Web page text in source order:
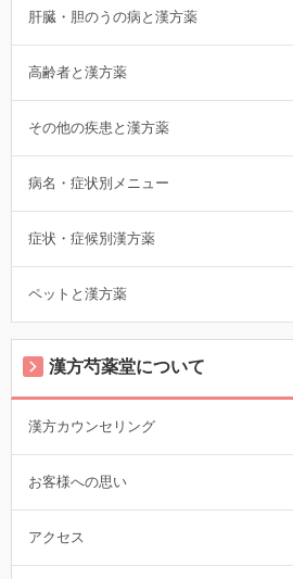
肝臓・胆のうの病と漢方薬
高齢者と漢方薬
その他の疾患と漢方薬
病名・症状別メニュー
症状・症候別漢方薬
ペットと漢方薬
漢方芍薬堂について
漢方カウンセリング
お客様への思い
アクセス